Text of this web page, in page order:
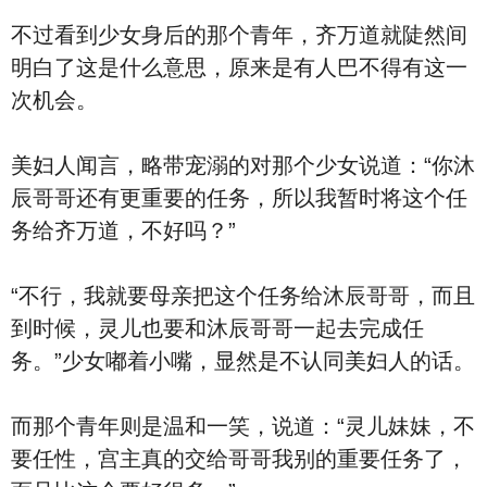
不过看到少女身后的那个青年，齐万道就陡然间
明白了这是什么意思，原来是有人巴不得有这一
次机会。
美妇人闻言，略带宠溺的对那个少女说道：“你沐
辰哥哥还有更重要的任务，所以我暂时将这个任
务给齐万道，不好吗？”
“不行，我就要母亲把这个任务给沐辰哥哥，而且
到时候，灵儿也要和沐辰哥哥一起去完成任
务。”少女嘟着小嘴，显然是不认同美妇人的话。
而那个青年则是温和一笑，说道：“灵儿妹妹，不
要任性，宫主真的交给哥哥我别的重要任务了，